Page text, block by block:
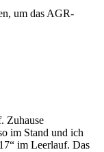
um das AGR-
Zuhause
im Stand und ich
im Leerlauf. Das